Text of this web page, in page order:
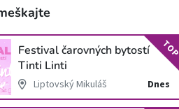
Festival čarovných bytostí
Tinti Linti
Liptovský Mikuláš Dnes
TOP